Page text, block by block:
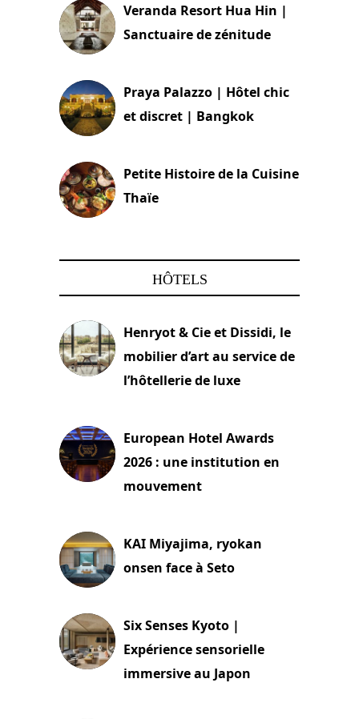
Veranda Resort Hua Hin |
Sanctuaire de zénitude
Praya Palazzo | Hôtel chic
et discret | Bangkok
Petite Histoire de la Cuisine
Thaïe
HÔTELS
Henryot & Cie et Dissidi, le
mobilier d’art au service de
l’hôtellerie de luxe
European Hotel Awards
2026 : une institution en
mouvement
KAI Miyajima, ryokan
onsen face à Seto
Six Senses Kyoto |
Expérience sensorielle
immersive au Japon